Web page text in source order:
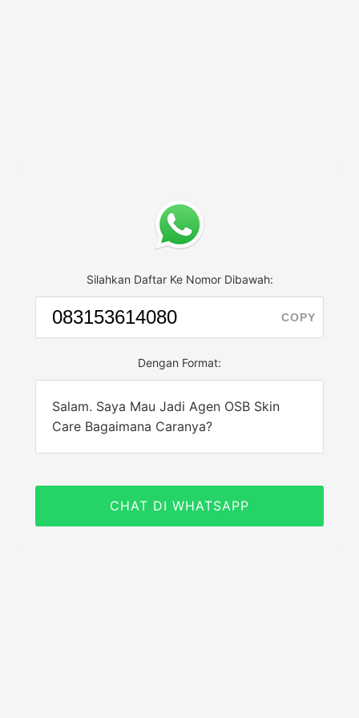
Silahkan Daftar Ke Nomor Dibawah:
COPY
Dengan Format:
Salam. Saya Mau Jadi Agen OSB Skin
Care Bagaimana Caranya?
CHAT DI WHATSAPP